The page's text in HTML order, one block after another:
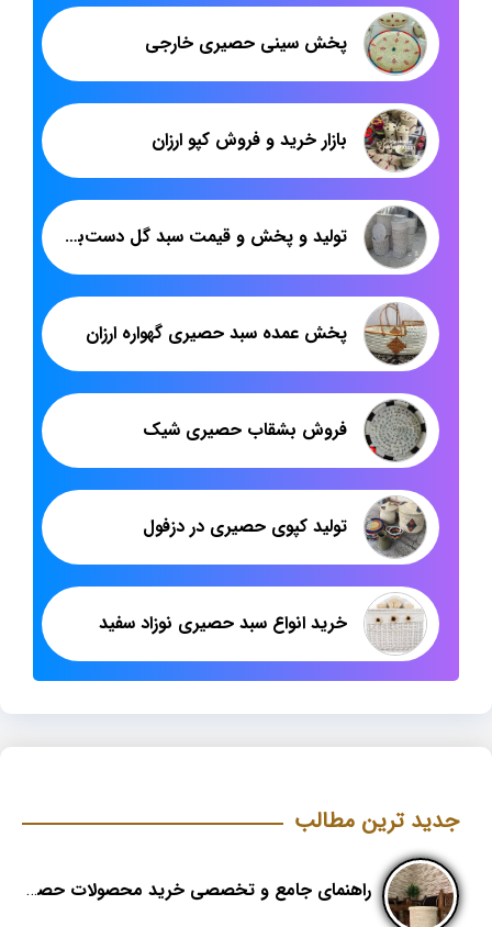
پخش سینی حصیری خارجی
بازار خرید و فروش کپو ارزان
تولید و پخش و قیمت سبد گل دست‌بافت در تهران؛ هدیکا
پخش عمده سبد حصیری گهواره ارزان
فروش بشقاب حصیری شیک
تولید کپوی حصیری در دزفول
خرید انواع سبد حصیری نوزاد سفید
جدید ترین مطالب
راهنمای جامع و تخصصی خرید محصولات حصیری؛ هنر اصیل در دکوراسیون مدرن (بخش اول)